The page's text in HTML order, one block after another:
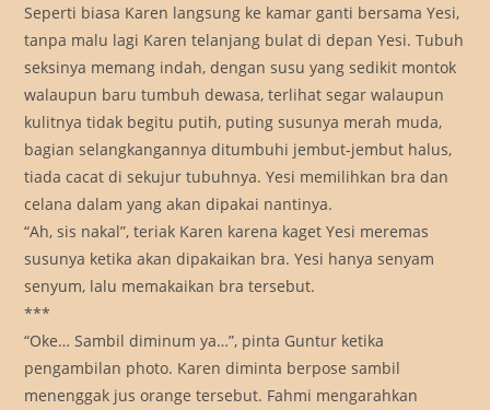
Seperti biasa Karen langsung ke kamar ganti bersama Yesi,
tanpa malu lagi Karen telanjang bulat di depan Yesi. Tubuh
seksinya memang indah, dengan susu yang sedikit montok
walaupun baru tumbuh dewasa, terlihat segar walaupun
kulitnya tidak begitu putih, puting susunya merah muda,
bagian selangkangannya ditumbuhi jembut-jembut halus,
tiada cacat di sekujur tubuhnya. Yesi memilihkan bra dan
celana dalam yang akan dipakai nantinya.
“Ah, sis nakal”, teriak Karen karena kaget Yesi meremas
susunya ketika akan dipakaikan bra. Yesi hanya senyam
senyum, lalu memakaikan bra tersebut.
***
“Oke… Sambil diminum ya…”, pinta Guntur ketika
pengambilan photo. Karen diminta berpose sambil
menenggak jus orange tersebut. Fahmi mengarahkan